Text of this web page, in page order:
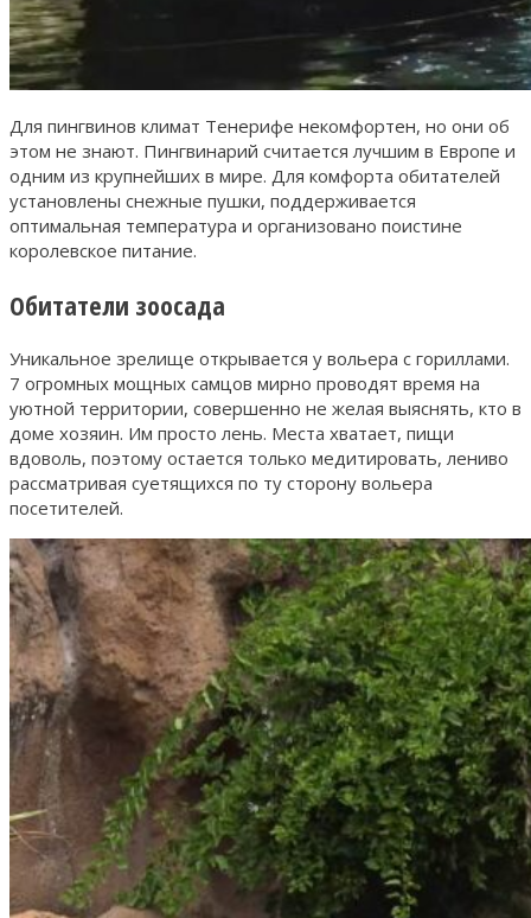
Для пингвинов климат Тенерифе некомфортен, но они об
этом не знают. Пингвинарий считается лучшим в Европе и
одним из крупнейших в мире. Для комфорта обитателей
установлены снежные пушки, поддерживается
оптимальная температура и организовано поистине
королевское питание.
Обитатели зоосада
Уникальное зрелище открывается у вольера с гориллами.
7 огромных мощных самцов мирно проводят время на
уютной территории, совершенно не желая выяснять, кто в
доме хозяин. Им просто лень. Места хватает, пищи
вдоволь, поэтому остается только медитировать, лениво
рассматривая суетящихся по ту сторону вольера
посетителей.